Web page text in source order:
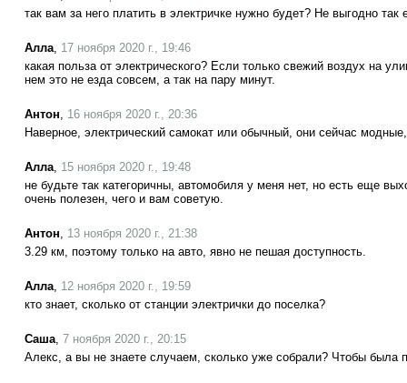
так вам за него платить в электричке нужно будет? Не выгодно так
Алла, 17 ноября 2020 г., 19:46
какая польза от электрического? Если только свежий воздух на
нем это не езда совсем, а так на пару минут.
Антон, 16 ноября 2020 г., 20:36
Наверное, электрический самокат или обычный, они сейчас
Алла, 15 ноября 2020 г., 19:48
не будьте так категоричны, автомобиля у меня нет, но есть еще
очень полезен, чего и вам советую.
Антон, 13 ноября 2020 г., 21:38
3.29 км, поэтому только на авто, явно не пешая доступность.
Алла, 12 ноября 2020 г., 19:59
кто знает, сколько от станции электрички до поселка?
Саша, 7 ноября 2020 г., 20:15
Алекс, а вы не знаете случаем, сколько уже собрали? Чтобы была